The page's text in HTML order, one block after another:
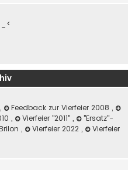
, Feedback zur Vierfeier 2008 ,
, Vierfeier "2011" ,
"Ersatz"-
, Vierfeier 2022 ,
Vierfeier